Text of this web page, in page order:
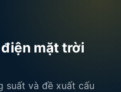
mặt trời
suất và đề xuất cấu